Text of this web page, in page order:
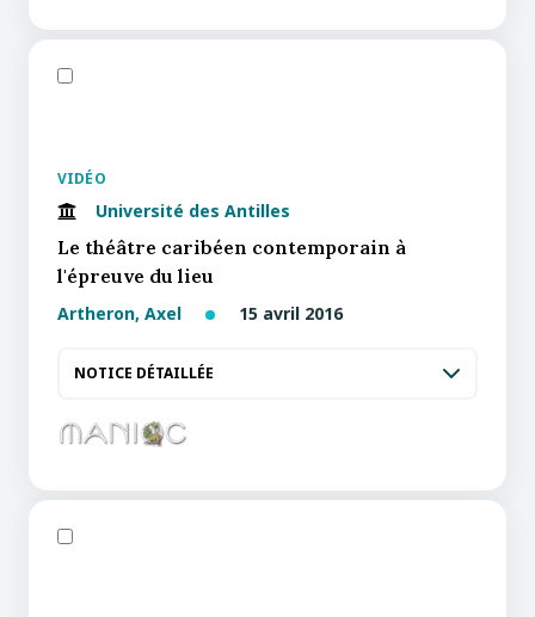
VIDÉO
Université des Antilles
Le théâtre caribéen contemporain à
l'épreuve du lieu
Artheron, Axel 15 avril 2016
NOTICE DÉTAILLÉE